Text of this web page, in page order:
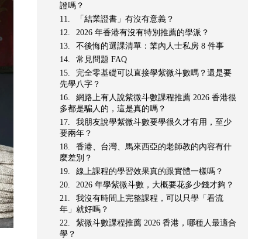
證嗎？
「結業證書」有沒有意義？
2026 年香港有沒有特別推薦的學派？
不後悔的選課清單：業內人士私房 8 件事
常見問題 FAQ
完全零基礎可以直接學紫微斗數嗎？還是要
先學八字？
網路上有人說紫微斗數課程推薦 2026 香港很
多都是騙人的，這是真的嗎？
我朋友說學紫微斗數要學很久才有用，至少
要兩年？
香港、台灣、馬來西亞的老師教的內容有什
麼差別？
線上課程的學習效果真的跟實體一樣嗎？
2026 年學紫微斗數，大概要花多少錢才夠？
我沒有時間上完整課程，可以只學「看流
年」就好嗎？
紫微斗數課程推薦 2026 香港，哪種人最適合
學？